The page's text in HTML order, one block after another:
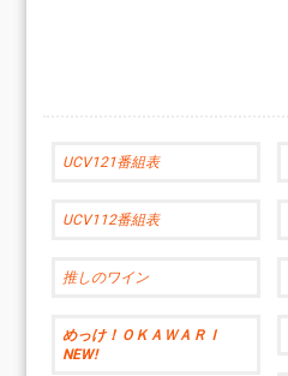
UCV121番組表
UCV112番組表
推しのワイン
めっけ！ＯＫＡＷＡＲＩ
NEW!